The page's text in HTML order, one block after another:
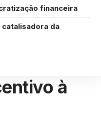
financeira
catalisadora da
à